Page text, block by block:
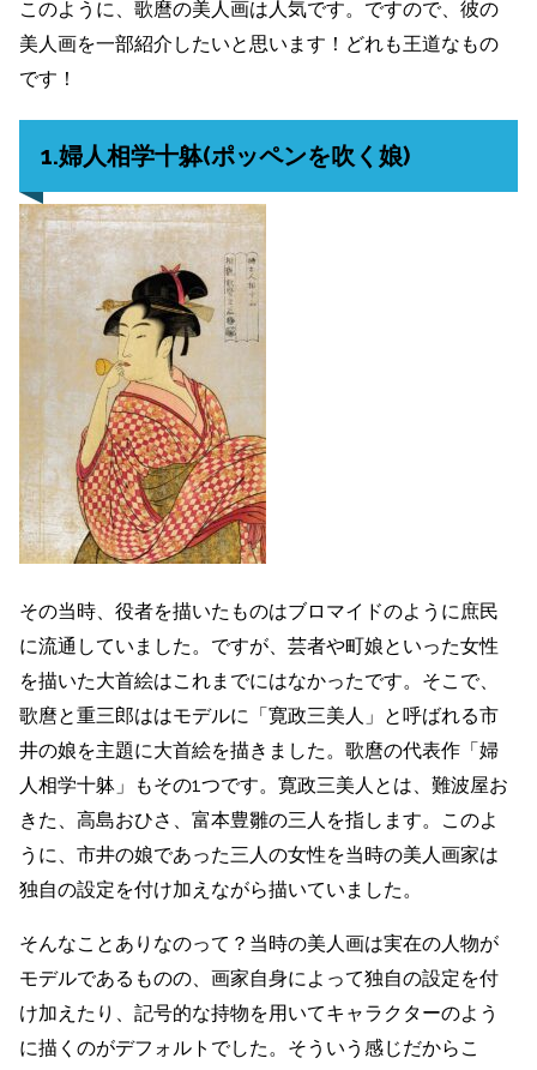
このように、歌麿の美人画は人気です。ですので、彼の
美人画を一部紹介したいと思います！どれも王道なもの
です！
1.婦人相学十躰(ポッペンを吹く娘)
その当時、役者を描いたものはブロマイドのように庶民
に流通していました。ですが、芸者や町娘といった女性
を描いた大首絵はこれまでにはなかったです。そこで、
歌麿と重三郎ははモデルに 「寛政三美人」 と呼ばれる市
井の娘を主題に大首絵を描きました。歌麿の代表作「婦
人相学十躰」
もその1つです。寛政三美人 とは、難波屋お
きた、高島おひさ、富本豊雛の三人を指します。 このよ
うに、市井の娘であった三人の女性を当時の美人画家は
独自の設定を付け加えながら描いていました。
そんなことありなのって？ 当時の美人画は実在の人物が
モデルであるものの、画家自身によって独自の設定を付
け加えたり、記号的な持物を用いてキャラクターのよう
に描くのがデフォルトでした。 そういう感じだからこ